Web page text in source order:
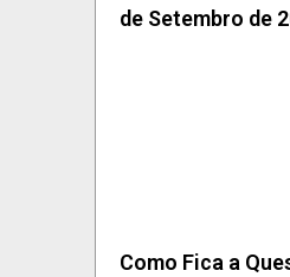
de Setembro de
Como Fica a